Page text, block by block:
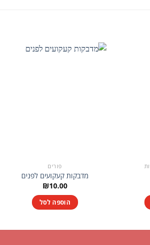
פורים
מדבקות קעקועים לפנים
₪10.00
הוספה לסל